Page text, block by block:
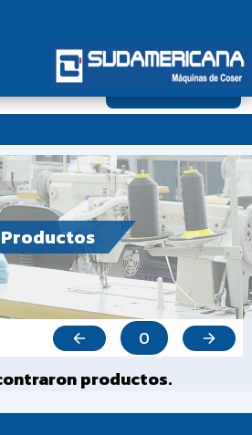
Iniciar sesión
Productos
0
productos.